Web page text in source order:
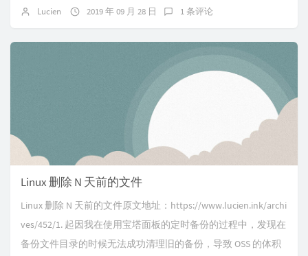
Lucien 2019 年 09 月 28 日 1 条评论
Linux 删除 N 天前的文件
Linux 删除 N 天前的文件原文地址：https://www.lucien.ink/archi
ves/452/1. 起因我在使用宝塔面板的定时备份的过程中，发现在
备份文件目录的时候无法成功清理旧的备份，导致 OSS 的体积